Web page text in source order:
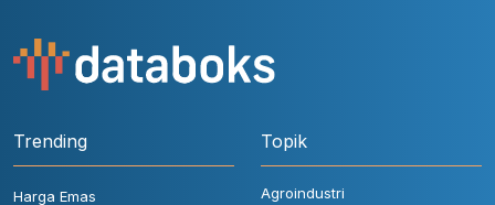
Trending
Harga Emas
Topik
Agroindustri